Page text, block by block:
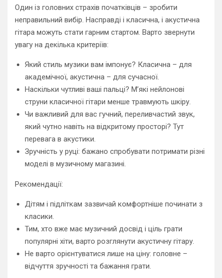
Один із головних страхів початківців – зробити
неправильний вибір. Насправді і класична, і акустична
гітара можуть стати гарним стартом. Варто звернути
увагу на декілька критеріїв:
Який стиль музики вам імпонує? Класична – для
академічної, акустична – для сучасної.
Наскільки чутливі ваші пальці? М’які нейлонові
струни класичної гітари менше травмують шкіру.
Чи важливий для вас гучний, переливчастий звук,
який чутно навіть на відкритому просторі? Тут
перевага в акустики.
Зручність у руці: бажано спробувати потримати різні
моделі в музичному магазині.
Рекомендації:
Дітям і підліткам зазвичай комфортніше починати з
класики.
Тим, хто вже має музичний досвід і ціль грати
популярні хіти, варто розглянути акустичну гітару.
Не варто орієнтуватися лише на ціну: головне –
відчуття зручності та бажання грати.